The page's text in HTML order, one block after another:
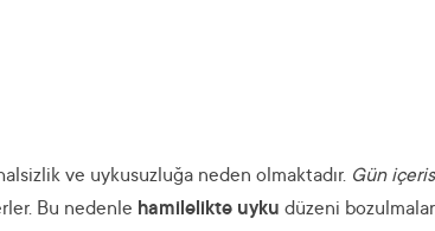
ve uykusuzluğa neden olmaktadır. Gün
Bu nedenle hamilelikte uyku düzeni